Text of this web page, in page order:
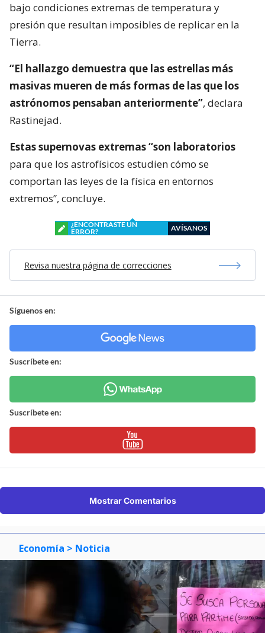
bajo condiciones extremas de temperatura y
presión que resultan imposibles de replicar en la
Tierra.
“El hallazgo demuestra que las estrellas más
masivas mueren de más formas de las que los
astrónomos pensaban anteriormente”, declara
Rastinejad.
Estas supernovas extremas “son laboratorios
para que los astrofísicos estudien cómo se
comportan las leyes de la física en entornos
extremos”, concluye.
¿ENCONTRASTE UN
ERROR?
AVÍSANOS
Revisa nuestra página de correcciones
Síguenos en:
Suscríbete en:
Suscríbete en:
Mostrar Comentarios
Economía > Noticia